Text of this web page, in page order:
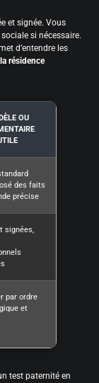
et signée. Vous
si nécessaire.
d’entendre les
résidence
OU
des faits
précise
signées,
par ordre
et
test paternité en